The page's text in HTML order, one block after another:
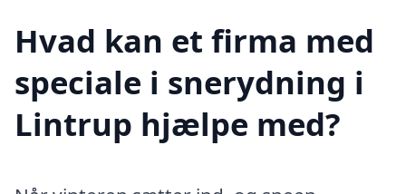
Hvad kan et firma med
speciale i snerydning i
Lintrup hjælpe med?